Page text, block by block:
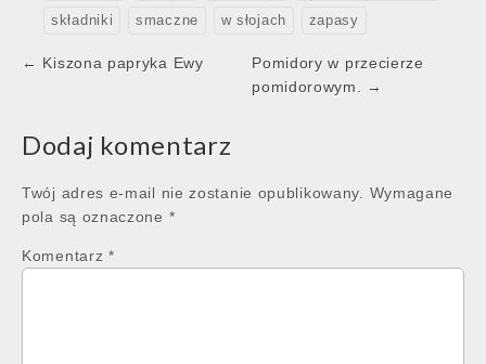
składniki smaczne w słojach zapasy
Post
← Kiszona papryka Ewy
Pomidory w przecierze
pomidorowym. →
Dodaj komentarz
Twój adres e-mail nie zostanie opublikowany.
Wymagane
pola są oznaczone *
Komentarz *